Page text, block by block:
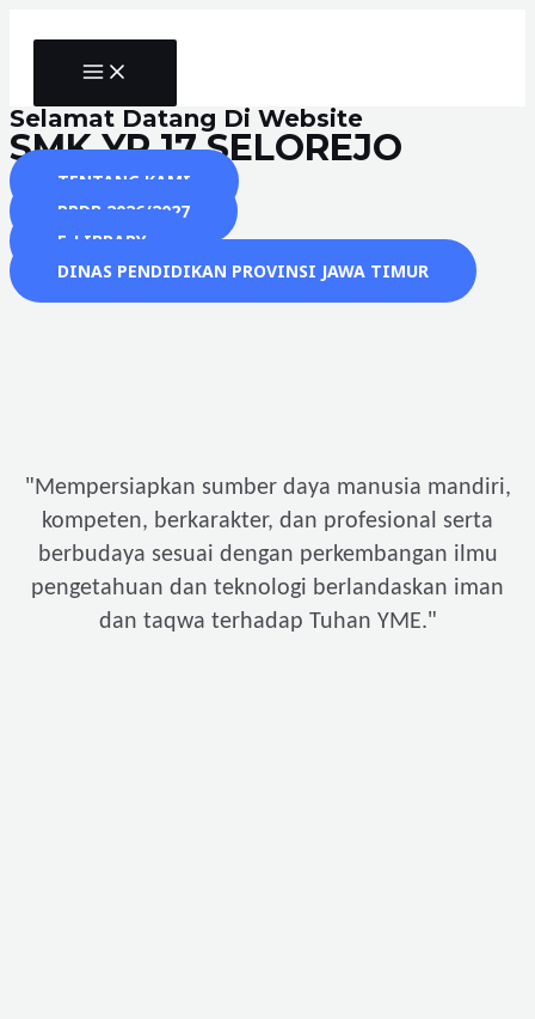
MAIN
MENU
Selamat Datang Di Website
SMK YP 17 SELOREJO
TENTANG KAMI
PPDB 2026/2027
E-LIBRARY
DINAS PENDIDIKAN PROVINSI JAWA TIMUR
"Mempersiapkan sumber daya manusia mandiri,
kompeten, berkarakter, dan profesional serta
berbudaya sesuai dengan perkembangan ilmu
pengetahuan dan teknologi berlandaskan iman
dan taqwa terhadap Tuhan YME."